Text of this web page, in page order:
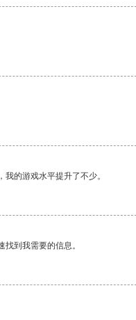
的游戏水平提升了不少。
到我需要的信息。